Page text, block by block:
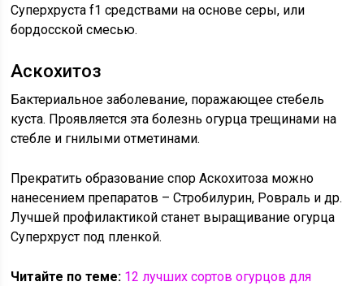
Суперхруста f1 средствами на основе серы, или
бордосской смесью.
Аскохитоз
Бактериальное заболевание, поражающее стебель
куста. Проявляется эта болезнь огурца трещинами на
стебле и гнилыми отметинами.
Прекратить образование спор Аскохитоза можно
нанесением препаратов – Стробилурин, Ровраль и др.
Лучшей профилактикой станет выращивание огурца
Суперхруст под пленкой.
Читайте по теме: 12 лучших сортов огурцов для